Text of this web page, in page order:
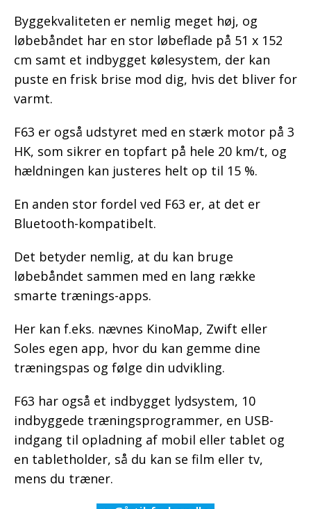
Byggekvaliteten er nemlig meget høj, og
løbebåndet har en stor løbeflade på 51 x 152
cm samt et indbygget kølesystem, der kan
puste en frisk brise mod dig, hvis det bliver for
varmt.
F63 er også udstyret med en stærk motor på 3
HK, som sikrer en topfart på hele 20 km/t, og
hældningen kan justeres helt op til 15 %.
En anden stor fordel ved F63 er, at det er
Bluetooth-kompatibelt.
Det betyder nemlig, at du kan bruge
løbebåndet sammen med en lang række
smarte trænings-apps.
Her kan f.eks. nævnes KinoMap, Zwift eller
Soles egen app, hvor du kan gemme dine
træningspas og følge din udvikling.
F63 har også et indbygget lydsystem, 10
indbyggede træningsprogrammer, en USB-
indgang til opladning af mobil eller tablet og
en tabletholder, så du kan se film eller tv,
mens du træner.